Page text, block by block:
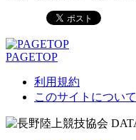
PAGETOP
利用規約
このサイトについて